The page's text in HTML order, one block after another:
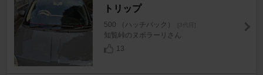
トリップ
500 （ハッチバック） [3代目]
知覧峠のヌボラーリさん
13